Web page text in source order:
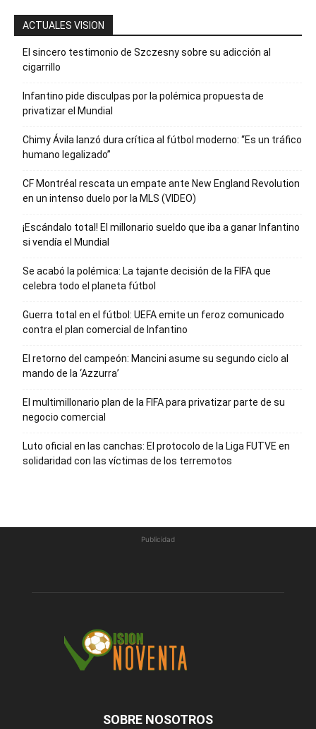
ACTUALES VISION
El sincero testimonio de Szczesny sobre su adicción al
cigarrillo
Infantino pide disculpas por la polémica propuesta de
privatizar el Mundial
Chimy Ávila lanzó dura crítica al fútbol moderno: “Es un tráfico
humano legalizado”
CF Montréal rescata un empate ante New England Revolution
en un intenso duelo por la MLS (VIDEO)
¡Escándalo total! El millonario sueldo que iba a ganar Infantino
si vendía el Mundial
Se acabó la polémica: La tajante decisión de la FIFA que
celebra todo el planeta fútbol
Guerra total en el fútbol: UEFA emite un feroz comunicado
contra el plan comercial de Infantino
El retorno del campeón: Mancini asume su segundo ciclo al
mando de la ‘Azzurra’
El multimillonario plan de la FIFA para privatizar parte de su
negocio comercial
Luto oficial en las canchas: El protocolo de la Liga FUTVE en
solidaridad con las víctimas de los terremotos
Publicidad
SOBRE NOSOTROS